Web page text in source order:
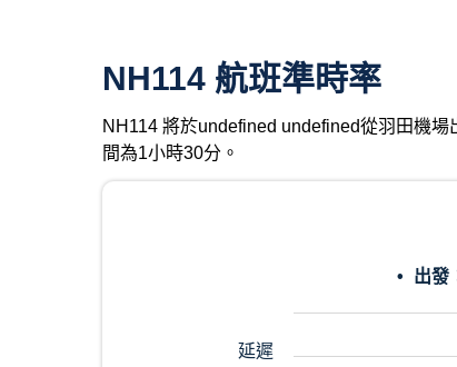
NH114 航班準時率
NH114 將於undefined undefined從羽田機
間為1小時30分。
出發
延遲